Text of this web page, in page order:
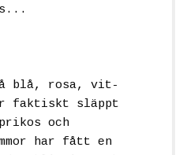
blå, rosa, vit-
faktiskt släppt
och
har fått en